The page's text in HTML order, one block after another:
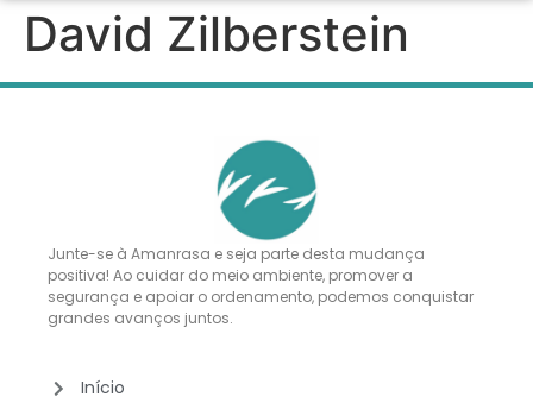
David Zilberstein
Junte-se à Amanrasa e seja parte desta mudança
positiva! Ao cuidar do meio ambiente, promover a
segurança e apoiar o ordenamento, podemos conquistar
grandes avanços juntos.
Início